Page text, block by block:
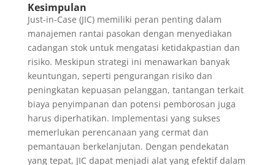
Kesimpulan
Just-in-Case (JIC) memiliki peran penting dalam
manajemen rantai pasokan dengan menyediakan
cadangan stok untuk mengatasi ketidakpastian dan
risiko. Meskipun strategi ini menawarkan banyak
keuntungan, seperti pengurangan risiko dan
peningkatan kepuasan pelanggan, tantangan terkait
biaya penyimpanan dan potensi pemborosan juga
harus diperhatikan. Implementasi yang sukses
memerlukan perencanaan yang cermat dan
pemantauan berkelanjutan. Dengan pendekatan
yang tepat, JIC dapat menjadi alat yang efektif dalam